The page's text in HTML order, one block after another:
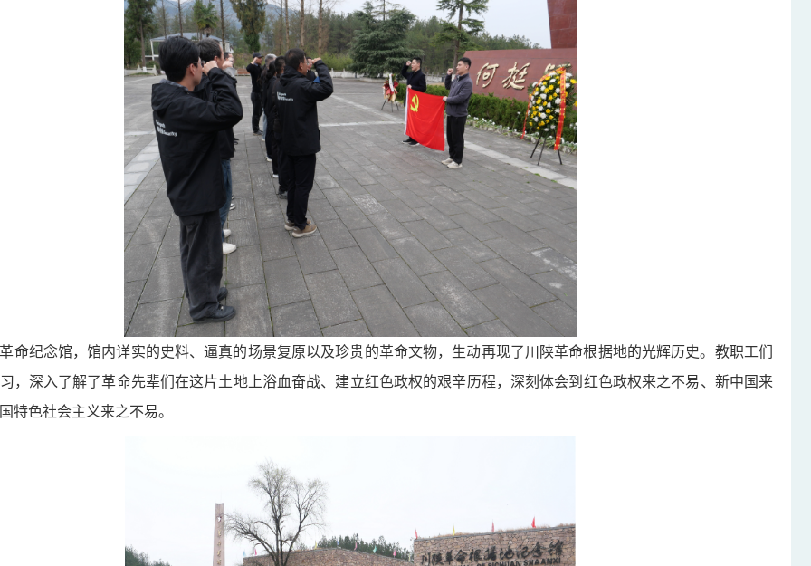
命纪念馆，馆内详实的史料、逼真的场景复原以及珍贵的革命文物，生动再现了川陕革命根据地的光辉历史。教职工们
，深入了解了革命先辈们在这片土地上浴血奋战、建立红色政权的艰辛历程，深刻体会到红色政权来之不易、新中国来
特色社会主义来之不易。